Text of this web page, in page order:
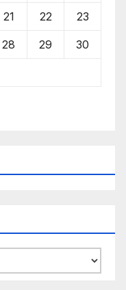
21 22 23
28 29 30